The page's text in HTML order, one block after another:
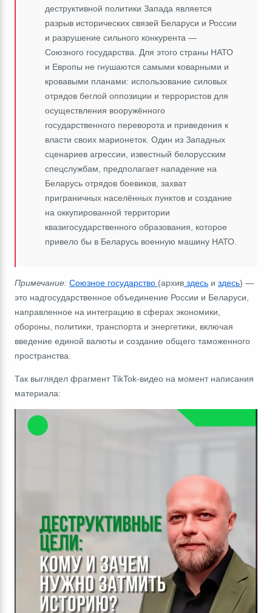
деструктивной политики Запада является
разрыв исторических связей Беларуси и России
и разрушение сильного конкурента ―
Союзного государства. Для этого страны НАТО
и Европы не гнушаются самыми коварными и
кровавыми планами: использование силовых
отрядов беглой оппозиции и террористов для
осуществления вооружённого
государственного переворота и приведения к
власти своих марионеток. Один из Западных
сценариев агрессии, известный белорусским
спецслужбам, предполагает нападение на
Беларусь отрядов боевиков, захват
приграничных населённых пунктов и создание
на оккупированной территории
квазигосударственного образования, которое
привело бы в Беларусь военную машину НАТО.
Примечание: Союзное государство (архив здесь и здесь) ―
это надгосударственное объединение России и Беларуси,
направленное на интеграцию в сферах экономики,
обороны, политики, транспорта и энергетики, включая
введение единой валюты и создание общего таможенного
пространства.
Так выглядел фрагмент TikTok-видео на момент написания
материала: